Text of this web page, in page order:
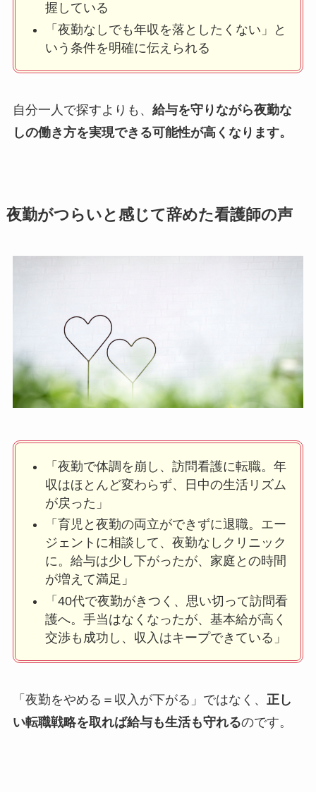
握している
「夜勤なしでも年収を落としたくない」と
いう条件を明確に伝えられる
自分一人で探すよりも、 給与を守りながら夜勤な
しの働き方を実現できる可能性が高くなります。
夜勤がつらいと感じて辞めた看護師の声
「夜勤で体調を崩し、訪問看護に転職。年
収はほとんど変わらず、日中の生活リズム
が戻った」
「育児と夜勤の両立ができずに退職。エー
ジェントに相談して、夜勤なしクリニック
に。給与は少し下がったが、家庭との時間
が増えて満足」
「40代で夜勤がきつく、思い切って訪問看
護へ。手当はなくなったが、基本給が高く
交渉も成功し、収入はキープできている」
「夜勤をやめる＝収入が下がる」ではなく、 正し
い転職戦略を取れば給与も生活も守れるのです。